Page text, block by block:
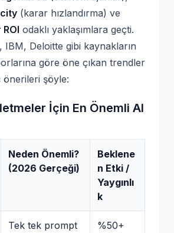
(karar hızlandırma) ve
odaklı yaklaşımlara geçti.
IBM, Deloitte gibi kaynakların
göre öne çıkan trendler
şöyle:
İçin En Önemli AI
Neden Önemli?
(2026 Gerçeği)
Beklene
n Etki /
Yaygınlı
k
Tek tek prompt
%50+